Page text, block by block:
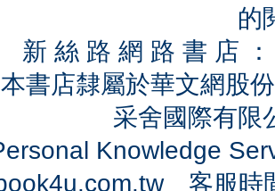
的
新 絲 路 網 路 書 店
本書店隸屬於華文網股
采舍國際有
Knowledge
客服時